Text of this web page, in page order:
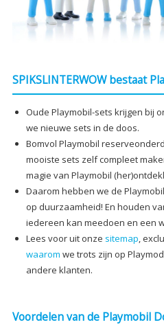
SPIKSLINTERWOW bestaat
Oude Playmobil-sets krijgen bij
we nieuwe sets in de doos.
Bomvol Playmobil
mooiste sets zelf compleet
magie van Playmobil
Daarom hebben we de
op duurzaamheid! En houden
iedereen kan meedoen en een
Lees voor uit onze sitemap,
waarom we trots zijn op
andere klanten.
Voordelen van de Playmobil